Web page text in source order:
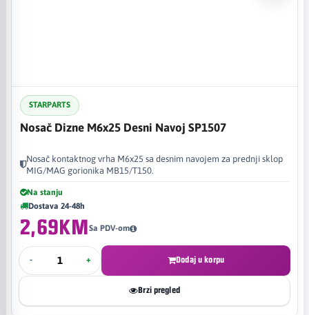
STARPARTS
Nosač Dizne M6x25 Desni Navoj SP1507
Nosač kontaktnog vrha M6x25 sa desnim navojem za prednji sklop
MIG/MAG gorionika MB15/T150.
Na stanju
Dostava 24-48h
2,69KMSa PDV-om
- + Dodaj u korpu
Brzi pregled